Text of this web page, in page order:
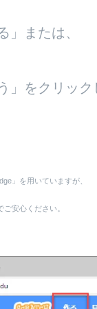
」または、
」をクリック
」を用いていますが、
安心ください。